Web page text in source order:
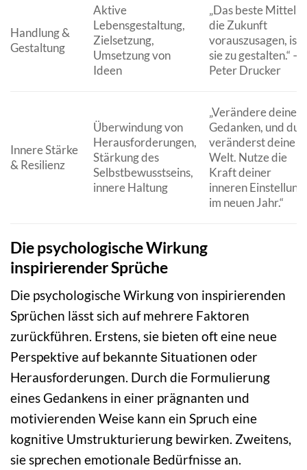
Handlung &
Gestaltung
Aktive
Lebensgestaltung,
Zielsetzung,
Umsetzung von
Ideen
„Das beste Mittel,
die Zukunft
vorauszusagen, ist,
sie zu gestalten.“ –
Peter Drucker
Innere Stärke
& Resilienz
Überwindung von
Herausforderungen,
Stärkung des
Selbstbewusstseins,
innere Haltung
„Verändere deine
Gedanken, und du
veränderst deine
Welt. Nutze die
Kraft deiner
inneren Einstellung
im neuen Jahr.“
Die psychologische Wirkung
inspirierender Sprüche
Die psychologische Wirkung von inspirierenden
Sprüchen lässt sich auf mehrere Faktoren
zurückführen. Erstens, sie bieten oft eine neue
Perspektive auf bekannte Situationen oder
Herausforderungen. Durch die Formulierung
eines Gedankens in einer prägnanten und
motivierenden Weise kann ein Spruch eine
kognitive Umstrukturierung bewirken. Zweitens,
sie sprechen emotionale Bedürfnisse an.